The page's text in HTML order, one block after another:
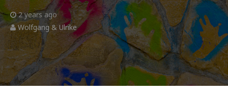
2 years ago
Wolfgang & Ulrike